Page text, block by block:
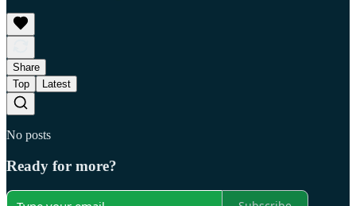
Share
Top
Latest
No posts
Ready for more?